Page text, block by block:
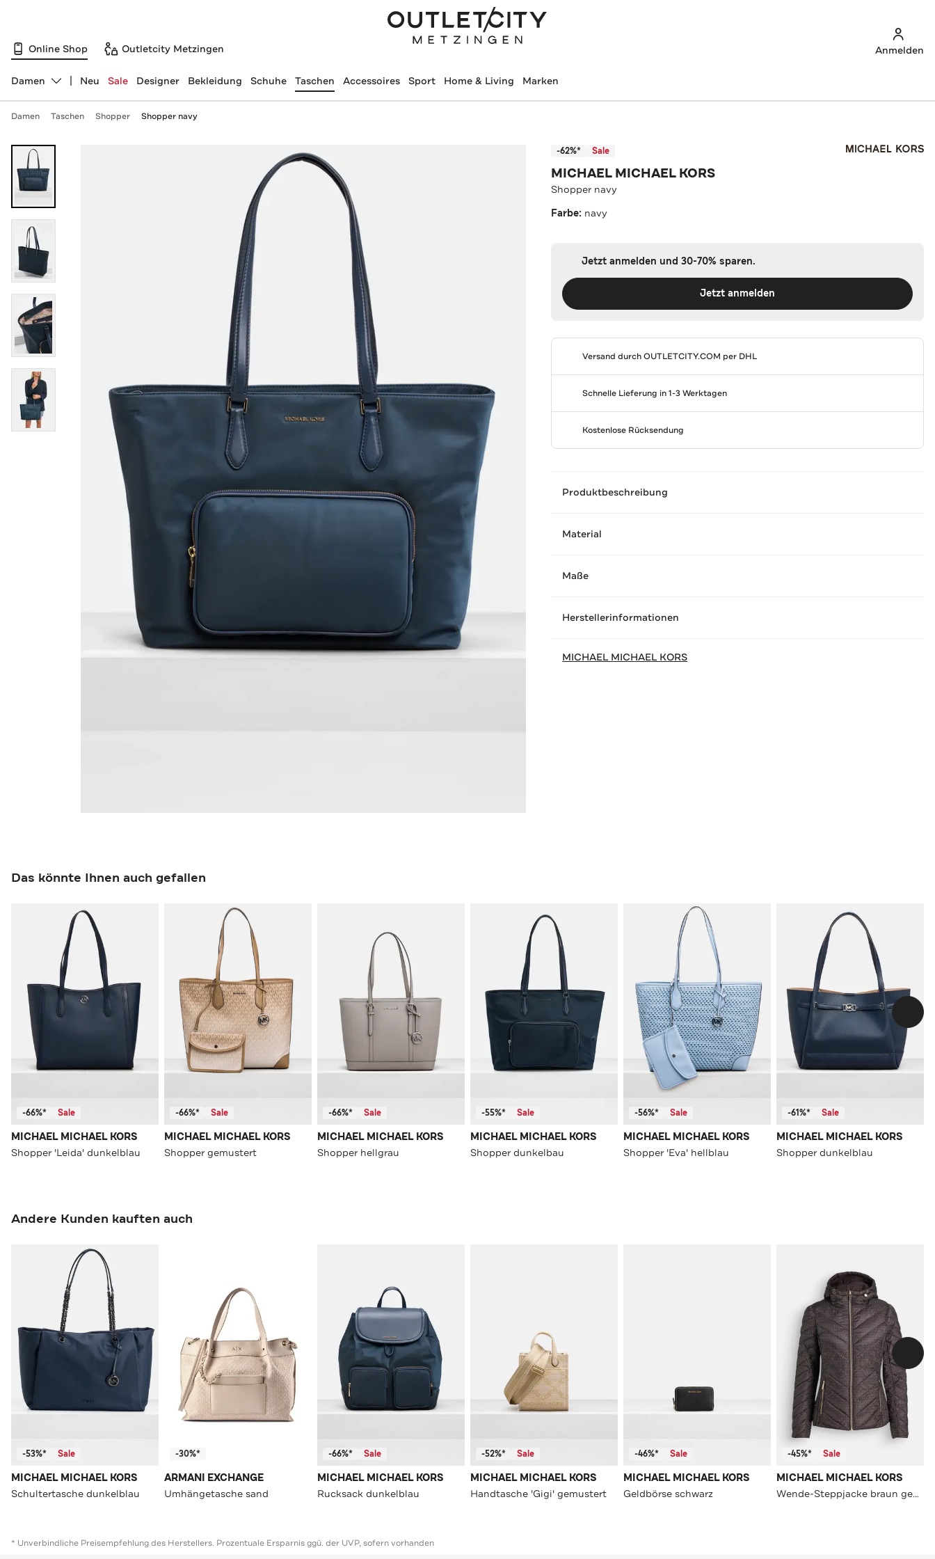
Online Shop Outletcity Metzingen Anmelden
Abteilung ändern, ausgewählt:
Damen Neu Sale Designer Bekleidung Schuhe Taschen Accessoires Sport Home & Living Marken
Damen Taschen Shopper Shopper navy
-62%* Sale
MICHAEL MICHAEL KORS
Shopper navy
Farbe: navy
Jetzt anmelden und 30-70% sparen.
Jetzt anmelden
Versand durchOUTLETCITY.COM per DHL
Schnelle Lieferung in 1-3 Werktagen
Kostenlose Rücksendung
Produktbeschreibung
Material
Maße
Herstellerinformationen
MICHAEL MICHAEL KORS
Das könnte Ihnen auch gefallen
-66%* Sale
MICHAEL MICHAEL KORS
Shopper 'Leida' dunkelblau
-66%* Sale
MICHAEL MICHAEL KORS
Shopper gemustert
-66%* Sale
MICHAEL MICHAEL KORS
Shopper hellgrau
-55%* Sale
MICHAEL MICHAEL KORS
Shopper dunkelbau
-56%* Sale
MICHAEL MICHAEL KORS
Shopper 'Eva' hellblau
-61%* Sale
MICHAEL MICHAEL KORS
Shopper dunkelblau
Andere Kunden kauften auch
-53%* Sale
MICHAEL MICHAEL KORS
Schultertasche dunkelblau
-30%*
ARMANI EXCHANGE
Umhängetasche sand
-66%* Sale
MICHAEL MICHAEL KORS
Rucksack dunkelblau
-52%* Sale
MICHAEL MICHAEL KORS
Handtasche 'Gigi' gemustert
-46%* Sale
MICHAEL MICHAEL KORS
Geldbörse schwarz
-45%* Sale
MICHAEL MICHAEL KORS
Wende-Steppjacke braun gemustert
* Unverbindliche Preisempfehlung des Herstellers. Prozentuale Ersparnis ggü. der UVP, sofern vorhanden